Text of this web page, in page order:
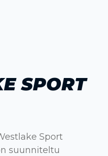
SPORT
Sport
suunniteltu